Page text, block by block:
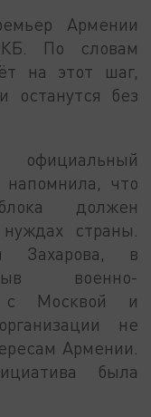
Армении
По словам
на этот шаг,
останутся без
что
должен
страны.
Захарова, в
военно-
с Москвой и
не
Армении.
была